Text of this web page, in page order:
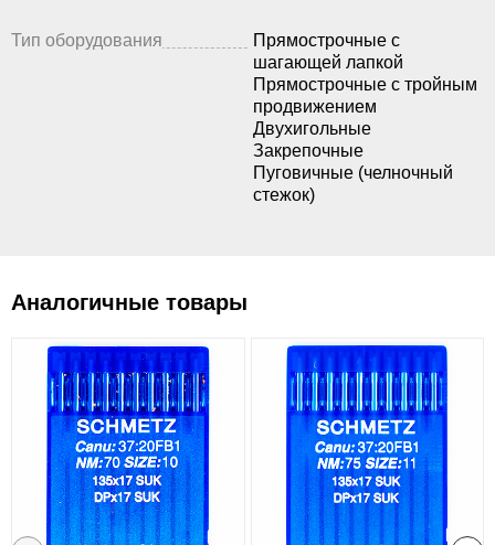
Тип оборудования
Прямострочные с
шагающей лапкой
Прямострочные с тройным
продвижением
Двухигольные
Закрепочные
Пуговичные (челночный
стежок)
Аналогичные товары